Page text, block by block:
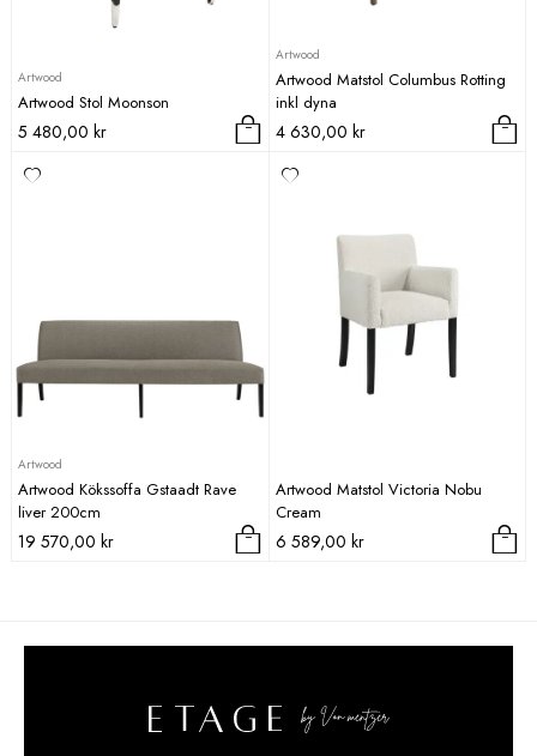
Artwood
Artwood Stol Moonson
5 480,00 kr
Artwood
Artwood Matstol Columbus Rotting
inkl dyna
4 630,00 kr
Artwood
Artwood Kökssoffa Gstaadt Rave
liver 200cm
19 570,00 kr
Artwood Matstol Victoria Nobu
Cream
6 589,00 kr